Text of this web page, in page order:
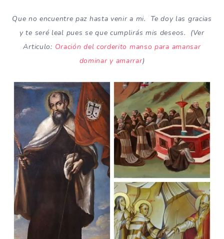
Que no encuentre paz hasta venir a mi. Te doy las gracias
y te seré leal pues se que cumplirás mis deseos. (Ver
Articulo: Oración del corderito manso para amansar
dominar y amarrar)